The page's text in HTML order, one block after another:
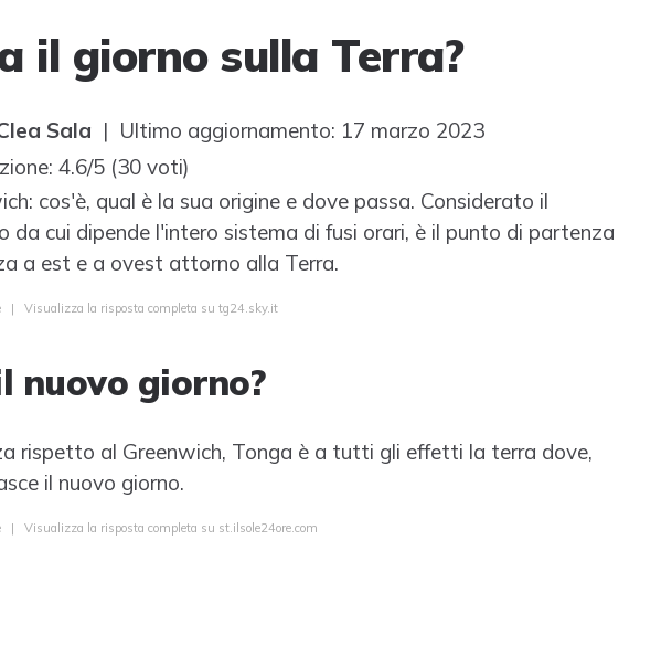
il giorno sulla Terra?
Sala | Ultimo aggiornamento: 17 marzo 2023
4.6/5 (30 voti)
cos'è, qual è la sua origine e dove passa. Considerato il
da cui dipende l'intero sistema di fusi orari, è il punto di partenza
a est e a ovest attorno alla Terra.
| Visualizza la risposta completa su tg24.sky.it
nuovo giorno?
rispetto al Greenwich, Tonga è a tutti gli effetti la terra dove,
il nuovo giorno.
| Visualizza la risposta completa su st.ilsole24ore.com